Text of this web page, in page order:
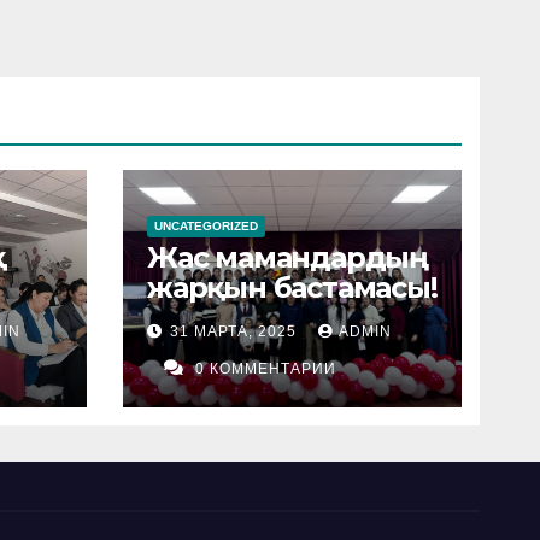
UNCATEGORIZED
Жас мамандардың
жарқын бастамасы!
31 МАРТА, 2025 ADMIN
0 КОММЕНТАРИИ